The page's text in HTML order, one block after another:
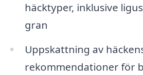
häcktyper, inklusive
gran
Uppskattning av
rekommendationer för